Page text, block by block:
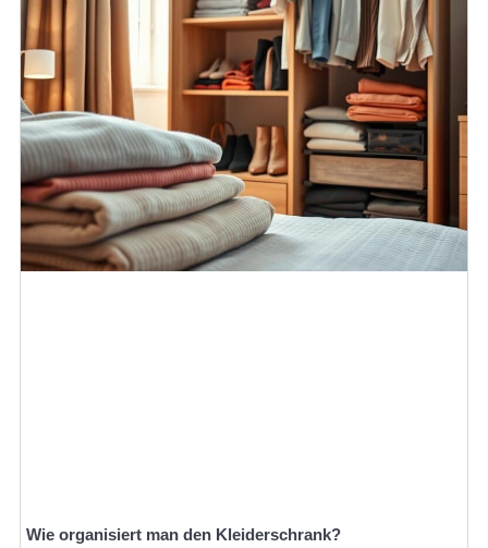
Wie organisiert man den Kleiderschrank?